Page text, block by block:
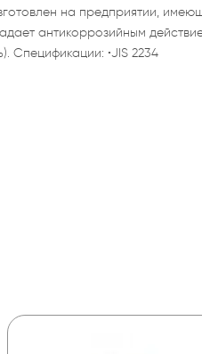
на предприятии,
антикоррозийным
Спецификации: •JIS 2234